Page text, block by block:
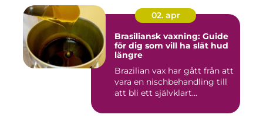
02. apr
Brasiliansk vaxning: Guide
för dig som vill ha slät hud
längre
Brazilian vax har gått från att
vara en nischbehandling till
att bli ett självklart...